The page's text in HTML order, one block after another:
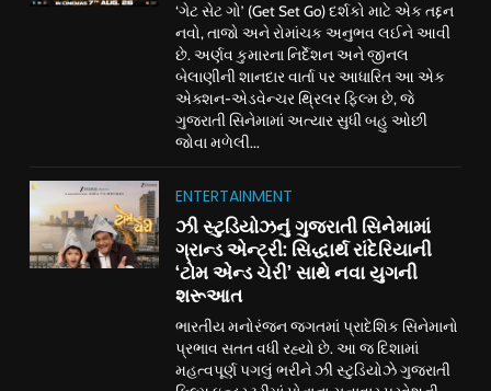
‘ગેટ સેટ ગો’ (Get Set Go) દર્શકો માટે એક તદ્દન
નવો, તાજો અને રોમાંચક અનુભવ લઈને આવી
છે. અર્ણવ કુમારના નિર્દેશન અને જીનલ
બેલાણીની શાનદાર વાર્તા પર આધારિત આ એક
એક્શન-એડવેન્ચર થ્રિલર ફિલ્મ છે, જે
ગુજરાતી સિનેમામાં અત્યાર સુધી બહુ ઓછી
જોવા મળેલી...
ENTERTAINMENT
ઝી સ્ટુડિયોઝનું ગુજરાતી સિનેમામાં
ગ્રાન્ડ એન્ટ્રી: સિદ્ધાર્થ રાંદેરિયાની
‘ટોમ એન્ડ ચેરી’ સાથે નવા યુગની
શરૂઆત
ભારતીય મનોરંજન જગતમાં પ્રાદેશિક સિનેમાનો
પ્રભાવ સતત વધી રહ્યો છે. આ જ દિશામાં
મહત્વપૂર્ણ પગલું ભરીને ઝી સ્ટુડિયોઝે ગુજરાતી